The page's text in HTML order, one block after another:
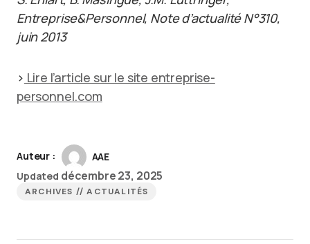
Entreprise&Personnel, Note d’actualité N°310,
juin 2013
> Lire l’article sur le site entreprise-
personnel.com
Auteur :
AAE
Updated décembre 23, 2025
ARCHIVES // ACTUALITÉS